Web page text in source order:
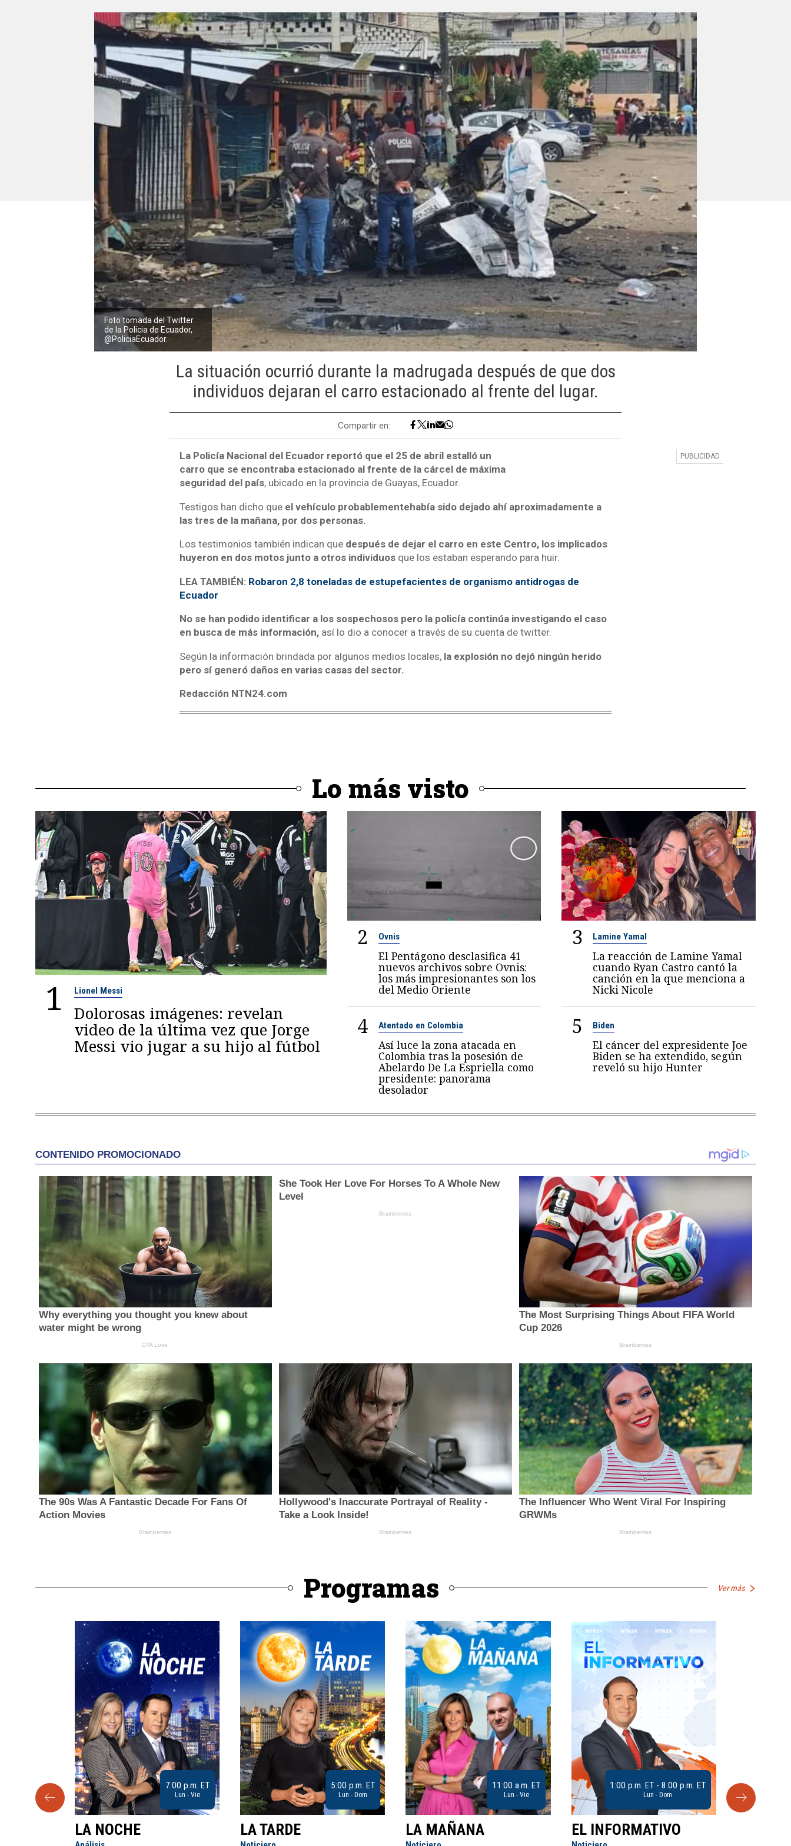
Foto tomada del Twitter
de la Polícia de Ecuador,
@PoliciaEcuador.
La situación ocurrió durante la madrugada después de que dos
individuos dejaran el carro estacionado al frente del lugar.
Compartir en:
La Policía Nacional del Ecuador reportó que el 25 de abril estalló un
carro que se encontraba estacionado al frente de la cárcel de máxima
seguridad del país, ubicado en la provincia de Guayas, Ecuador.
Testigos han dicho que el vehículo probablementehabía sido dejado ahí aproximadamente a
las tres de la mañana, por dos personas.
Los testimonios también indican quedespués de dejar el carro en este Centro, los implicados
huyeron en dos motos junto a otros individuosque los estaban esperando para huir.
LEA TAMBIÉN: Robaron 2,8 toneladas de estupefacientes de organismo antidrogas de
Ecuador
No se han podido identificar a los sospechosos pero la policía continúa investigando el caso
en busca de más información,así lo dio a conocer a través de su cuenta de twitter.
Según la información brindada por algunos medios locales, la explosión no dejó ningún herido
pero sí generó daños en varias casas del sector.
Redacción NTN24.com
Lo más visto
1 Lionel Messi
Dolorosas imágenes: revelan
video de la última vez que Jorge
Messi vio jugar a su hijo al fútbol
2 Ovnis
El Pentágono desclasifica 41
nuevos archivos sobre Ovnis:
los más impresionantes son los
del Medio Oriente
3 Lamine Yamal
La reacción de Lamine Yamal
cuando Ryan Castro cantó la
canción en la que menciona a
Nicki Nicole
4 Atentado en Colombia
Así luce la zona atacada en
Colombia tras la posesión de
Abelardo De La Espriella como
presidente: panorama
desolador
5 Biden
El cáncer del expresidente Joe
Biden se ha extendido, según
reveló su hijo Hunter
Programas Ver más
9:30 a.m. ET 7:00 p.m. ET
Lun - Vie
LA NOCHE
5:00 p.m. ET
Lun - Dom
LA TARDE
11:00 a.m. ET
Lun - Vie
LA MAÑANA
1:00 p.m. ET - 8:00 p.m. ET
Lun - Dom
EL INFORMATIVO